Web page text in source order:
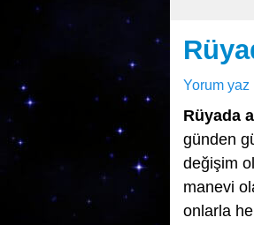
Yorum yaz
Rüyada
günden
değişim
manevi
onlarla